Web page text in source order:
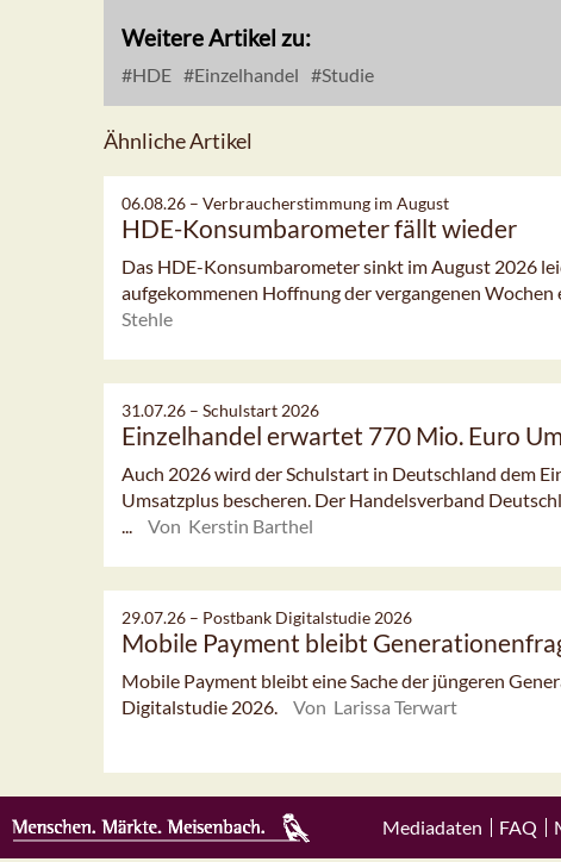
Weitere Artikel zu:
HDE Einzelhandel Studie
Ähnliche Artikel
06.08.26 – Verbraucherstimmung im August
HDE-Konsumbarometer fällt wieder
Das HDE-Konsumbarometer sinkt im August 2026
aufgekommenen Hoffnung der vergangenen Wochen
Stehle
31.07.26 – Schulstart 2026
Einzelhandel erwartet 770 Mio. Euro
Auch 2026 wird der Schulstart in Deutschland dem
Umsatzplus bescheren. Der Handelsverband
...
Von Kerstin Barthel
29.07.26 – Postbank Digitalstudie 2026
Mobile Payment bleibt
Mobile Payment bleibt eine Sache der jüngeren
Digitalstudie 2026.
Von Larissa Terwart
Mediadaten FAQ